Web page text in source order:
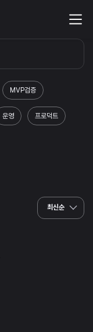
MVP검증
운영 프로덕트
최신순